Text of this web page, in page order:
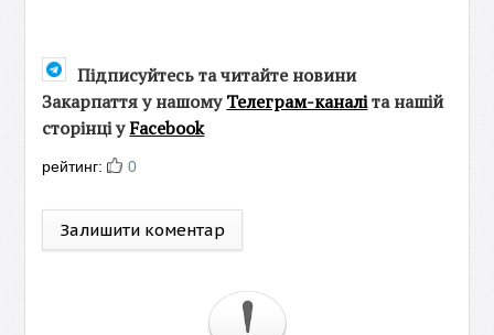
Підписуйтесь та читайте новини
Закарпаття у нашомуТелеграм-каналіта нашій
сторінці уFacebook
рейтинг: 0
Залишити коментар